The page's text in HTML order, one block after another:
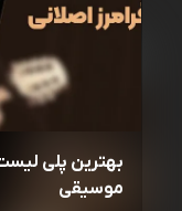
بهترین پلی لیست
موسیقی